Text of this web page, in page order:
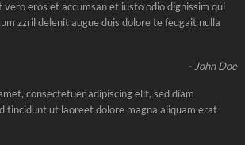
vero eros et accumsan et iusto odio dignissim qui
zzril delenit augue duis dolore te feugait nulla
- John Doe
consectetuer adipiscing elit, sed diam
tincidunt ut laoreet dolore magna aliquam erat